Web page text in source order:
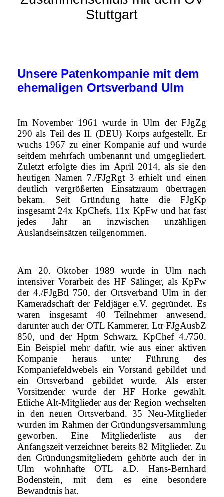
Stuttgart
Unsere Patenkompanie mit dem
ehemaligen Ortsverband Ulm
Im November 1961 wurde in Ulm der FJgZg
290 als Teil des II. (DEU) Korps aufgestellt. Er
wuchs 1967 zu einer Kompanie auf und wurde
seitdem mehrfach umbenannt und umgegliedert.
Zuletzt erfolgte dies im April 2014, als sie den
heutigen Namen 7./FJgRgt 3 erhielt und einen
deutlich vergrößerten Einsatzraum übertragen
bekam. Seit Gründung hatte die FJgKp
insgesamt 24x KpChefs, 11x KpFw und hat fast
jedes Jahr an inzwischen unzähligen
Auslandseinsätzen teilgenommen.
Am 20. Oktober 1989 wurde in Ulm nach
intensiver Vorarbeit des HF Sälinger, als KpFw
der 4./FJgBtl 750, der Ortsverband Ulm in der
Kameradschaft der Feldjäger e.V. gegründet. Es
waren insgesamt 40 Teilnehmer anwesend,
darunter auch der OTL Kammerer, Ltr FJgAusbZ
850, und der Hptm Schwarz, KpChef 4./750.
Ein Beispiel mehr dafür, wie aus einer aktiven
Kompanie heraus unter Führung des
Kompaniefeldwebels ein Vorstand gebildet und
ein Ortsverband gebildet wurde. Als erster
Vorsitzender wurde der HF Horke gewählt.
Etliche Alt-Mitglieder aus der Region wechselten
in den neuen Ortsverband. 35 Neu-Mitglieder
wurden im Rahmen der Gründungsversammlung
geworben. Eine Mitgliederliste aus der
Anfangszeit verzeichnet bereits 82 Mitglieder. Zu
den Gründungsmitgliedern gehörte auch der in
Ulm wohnhafte OTL a.D. Hans-Bernhard
Bodenstein, mit dem es eine besondere
Bewandtnis hat.